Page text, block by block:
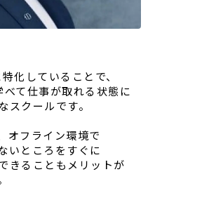
化していることで、
て仕事が取れる状態に
スクールです。
オフライン環境で
いところをすぐに
きることもメリットが